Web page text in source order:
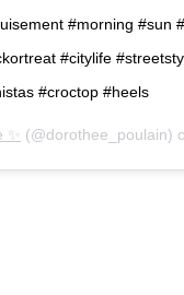
#morning #sun
#citylife
#croctop #heels
(@dorothee_poulain)